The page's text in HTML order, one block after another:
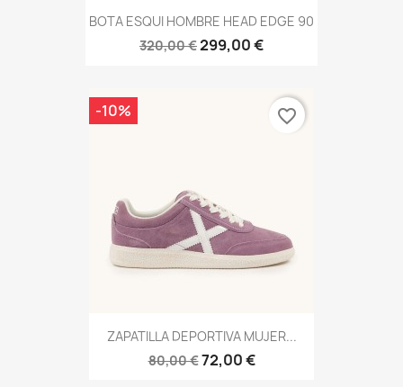
BOTA ESQUI HOMBRE HEAD EDGE 90
320,00 €299,00 €
ZAPATILLA DEPORTIVA MUJER...
80,00 €72,00 €
-10% favorite_border